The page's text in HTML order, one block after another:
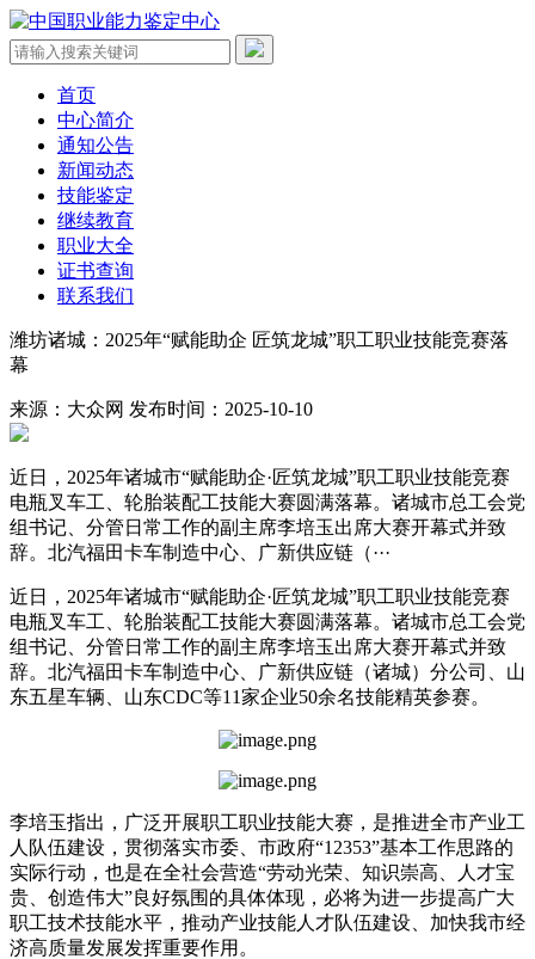
首页
中心简介
通知公告
新闻动态
技能鉴定
继续教育
职业大全
证书查询
联系我们
潍坊诸城：2025年“赋能助企 匠筑龙城”职工职业技能竞赛落
幕
来源：大众网 发布时间：2025-10-10
近日，2025年诸城市“赋能助企·匠筑龙城”职工职业技能竞赛
电瓶叉车工、轮胎装配工技能大赛圆满落幕。诸城市总工会党
组书记、分管日常工作的副主席李培玉出席大赛开幕式并致
辞。北汽福田卡车制造中心、广新供应链（···
近日，2025年诸城市“赋能助企·匠筑龙城”职工职业技能竞赛
电瓶叉车工、轮胎装配工技能大赛圆满落幕。诸城市总工会党
组书记、分管日常工作的副主席李培玉出席大赛开幕式并致
辞。北汽福田卡车制造中心、广新供应链（诸城）分公司、山
东五星车辆、山东CDC等11家企业50余名技能精英参赛。
李培玉指出，广泛开展职工职业技能大赛，是推进全市产业工
人队伍建设，贯彻落实市委、市政府“12353”基本工作思路的
实际行动，也是在全社会营造“劳动光荣、知识崇高、人才宝
贵、创造伟大”良好氛围的具体体现，必将为进一步提高广大
职工技术技能水平，推动产业技能人才队伍建设、加快我市经
济高质量发展发挥重要作用。